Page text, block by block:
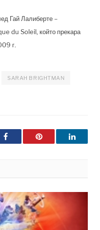
Гай Лалиберте –
du Soleil, който прекара
г.
SARAH BRIGHTMAN
Facebook Pinterest